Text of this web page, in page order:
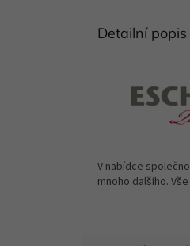
Detailní
V nabídce
mnoho dalšího.